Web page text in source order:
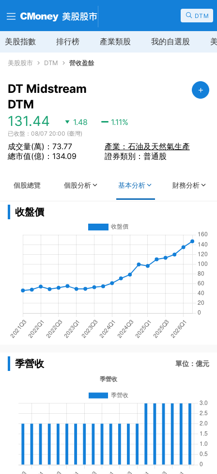
DTM
美股指數 排行榜 產業類股 我的自選股
美股股市 DTM 營收盈餘
DT Midstream
DTM
131.44 1.48 1.11%
已收盤：08/07 20:00 (臺灣)
成交量(萬)：73.77
總市值(億)：134.09
產業：石油及天然氣生產
證券類別：普通股
個股總覽 個股分析 基本分析 財務分析
收盤價
季營收 單位：億元